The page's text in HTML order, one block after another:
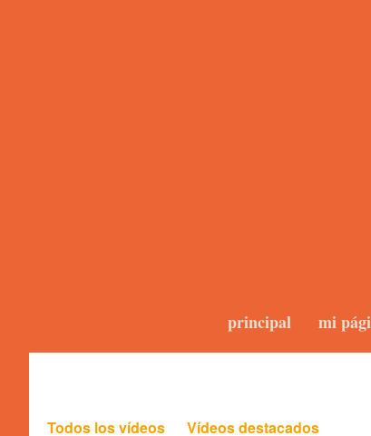
principal mi
Todos los vídeos Vídeos destacados